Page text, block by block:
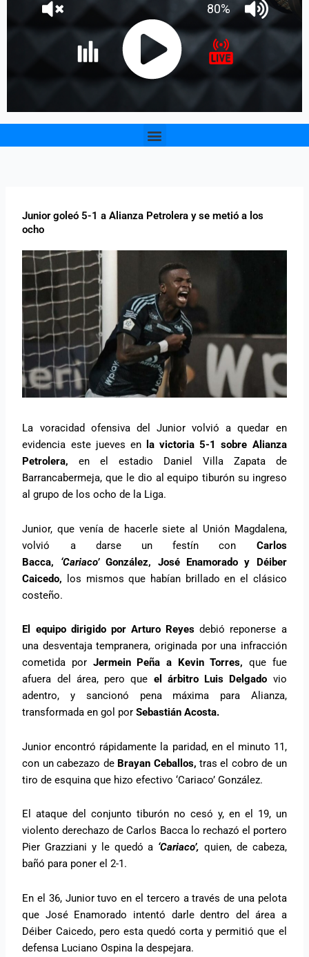
Menu
Junior goleó 5-1 a Alianza Petrolera y se metió a los
ocho
La voracidad ofensiva del Junior volvió a quedar en
evidencia este jueves en
la victoria 5-1 sobre Alianza
Petrolera,en el estadio Daniel Villa Zapata de
Barrancabermeja, que le dio al equipo tiburón su ingreso
al grupo de los ocho de la Liga.
Junior, que venía de hacerle siete al Unión Magdalena,
volvió a darse un festín con Carlos
Bacca, ‘Cariaco’González, José Enamorado y Déiber
Caicedo, los mismos que habían brillado en el clásico
costeño.
El equipo dirigido por Arturo Reyesdebió reponerse a
una desventaja tempranera, originada por una infracción
cometida por Jermein Peña a Kevin Torres, que fue
afuera del área, pero que el árbitro Luis Delgado vio
adentro, y sancionó pena máxima para Alianza,
transformada en gol porSebastián Acosta.
Junior encontró rápidamente la paridad, en el minuto 11,
con un cabezazo de Brayan Ceballos, tras el cobro de un
tiro de esquina que hizo efectivo ‘Cariaco’ González.
El ataque del conjunto tiburón no cesó y, en el 19, un
violento derechazo de Carlos Bacca lo rechazó el portero
Pier Grazziani y le quedó a ‘Cariaco’, quien, de cabeza,
bañó para poner el 2-1.
En el 36, Junior tuvo en el tercero a través de una pelota
que José Enamorado intentó darle dentro del área a
Déiber Caicedo, pero esta quedó corta y permitió que el
defensa Luciano Ospina la despejara.